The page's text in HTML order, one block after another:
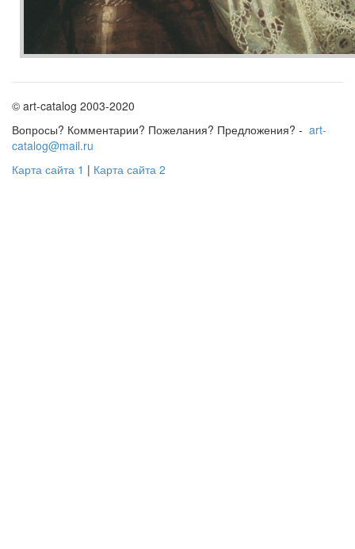
© art-catalog 2003-2020
Вопросы? Комментарии? Пожелания? Предложения? - art-
catalog@mail.ru
Карта сайта 1 | Карта сайта 2